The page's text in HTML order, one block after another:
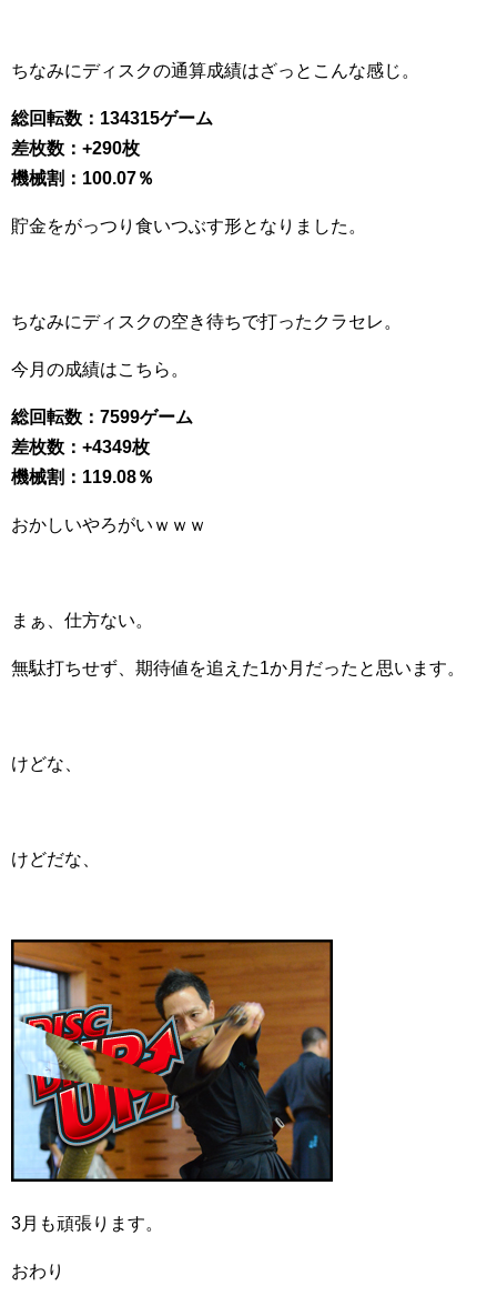
ちなみにディスクの通算成績はざっとこんな感じ。
総回転数：134315ゲーム
差枚数：+290枚
機械割：100.07％
貯金をがっつり食いつぶす形となりました。
ちなみにディスクの空き待ちで打ったクラセレ。
今月の成績はこちら。
総回転数：7599ゲーム
差枚数：+4349枚
機械割：119.08％
おかしいやろがいｗｗｗ
まぁ、仕方ない。
無駄打ちせず、期待値を追えた1か月だったと思います。
けどな、
けどだな、
3月も頑張ります。
おわり